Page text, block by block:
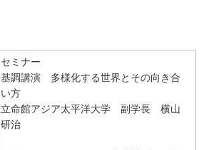
セミナー
基調講演 多様化する世界とその向き合
い方
立命館アジア太平洋大学 副学長 横山
研治